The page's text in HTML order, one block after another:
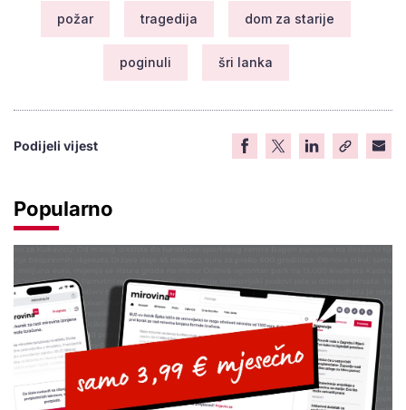
požar tragedija dom za starije
poginuli šri lanka
Podijeli vijest
Popularno